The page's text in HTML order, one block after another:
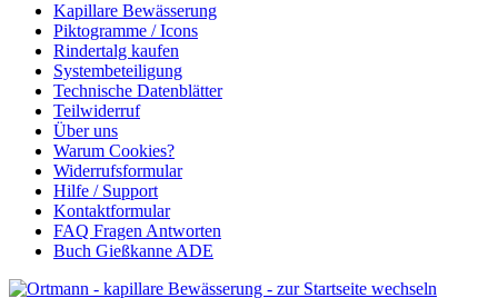
Kapillare Bewässerung
Piktogramme / Icons
Rindertalg kaufen
Systembeteiligung
Technische Datenblätter
Teilwiderruf
Über uns
Warum Cookies?
Widerrufsformular
Hilfe / Support
Kontaktformular
FAQ Fragen Antworten
Buch Gießkanne ADE